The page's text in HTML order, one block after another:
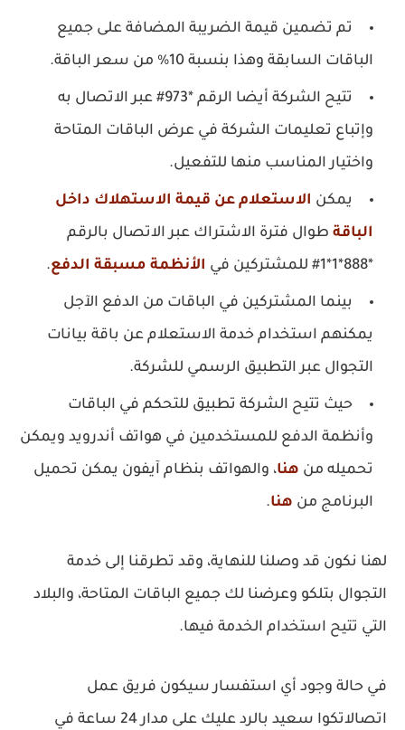
تم تضمين قيمة الضريبة المضافة على جميع
الباقات السابقة وهذا بنسبة 10% من سعر الباقة.
تتيح الشركة أيضا الرقم *973# عبر الاتصال به
وإتباع تعليمات الشركة في عرض الباقات المتاحة
واختيار المناسب منها للتفعيل.
يمكن الاستعلام عن قيمة الاستهلاك داخل
الباقة طوال فترة الاشتراك عبر الاتصال بالرقم
*888*1*1# للمشتركين في
الأنظمة مسبقة الدفع.
بينما المشتركين في الباقات من الدفع الآجل
يمكنهم استخدام خدمة الاستعلام عن باقة بيانات
التجوال عبر التطبيق الرسمي للشركة.
حيث تتيح الشركة تطبيق للتحكم في الباقات
وأنظمة الدفع للمستخدمين في هواتف أندرويد ويمكن
تحميله من هنا، والهواتف بنظام آيفون يمكن تحميل
البرنامج من هنا.
لهنا نكون قد وصلنا للنهاية، وقد تطرقنا إلى خدمة
التجوال بتلكو وعرضنا لك جميع الباقات المتاحة، والبلاد
التي تتيح استخدام الخدمة فيها.
في حالة وجود أي استفسار سيكون فريق عمل
اتصالاتكوا سعيد بالرد عليك على مدار 24 ساعة في